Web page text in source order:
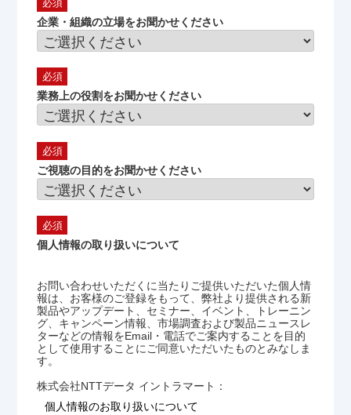
企業・組織の立場をお聞かせください
業務上の役割をお聞かせください
ご視聴の目的をお聞かせください
個人情報の取り扱いについて
お問い合わせいただくに当たりご提供いただいた個人情
報は、お客様のご登録をもって、弊社より提供される新
製品やアップデート、セミナー、イベント、トレーニン
グ、キャンペーン情報、市場調査および製品ニュースレ
ターなどの情報をEmail・電話でご案内することを目的
として使用することにご同意いただいたものとみなしま
す。
株式会社NTTデータ イントラマート：
個人情報のお取り扱いについて